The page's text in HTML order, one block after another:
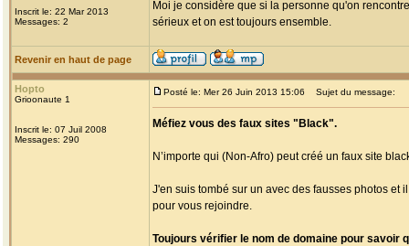
Inscrit le: 22 Mar 2013
Messages: 2
Moi je considère que si la personne qu'on
sérieux et on est toujours ensemble.
Revenir en haut de page
Hopto
Grioonaute 1
Inscrit le: 07 Juil 2008
Messages: 290
Posté le: Mer 26 Juin 2013 15:06 Sujet du message:
Méfiez vous des faux sites "Black".
N’importe qui (Non-Afro) peut créé un faux site
J'en suis tombé sur un avec des fausses photos et
pour vous rejoindre.
Toujours vérifier le nom de domaine pour savoir